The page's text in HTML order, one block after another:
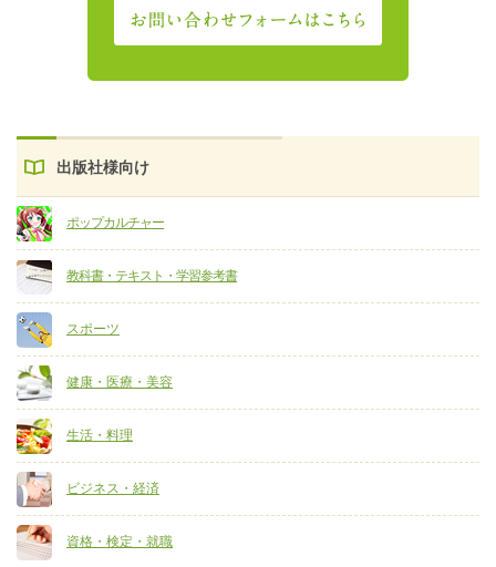
出版社様向け
ポップカルチャー
教科書・テキスト・学習参考書
スポーツ
健康・医療・美容
生活・料理
ビジネス・経済
資格・検定・就職